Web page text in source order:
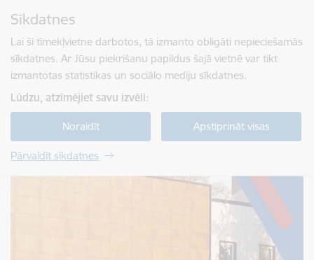
Sīkdatnes
Lai šī tīmekļvietne darbotos, tā izmanto obligāti nepieciešamās
sīkdatnes. Ar Jūsu piekrišanu papildus šajā vietnē var tikt
izmantotas statistikas un sociālo mediju sīkdatnes.
Lūdzu, atzīmējiet savu izvēli:
Noraidīt Apstiprināt visas
Pārvaldīt sīkdatnes